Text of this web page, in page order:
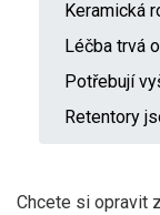
Keramická
Léčba trvá
Potřebují
Retentory
Chcete si opravit